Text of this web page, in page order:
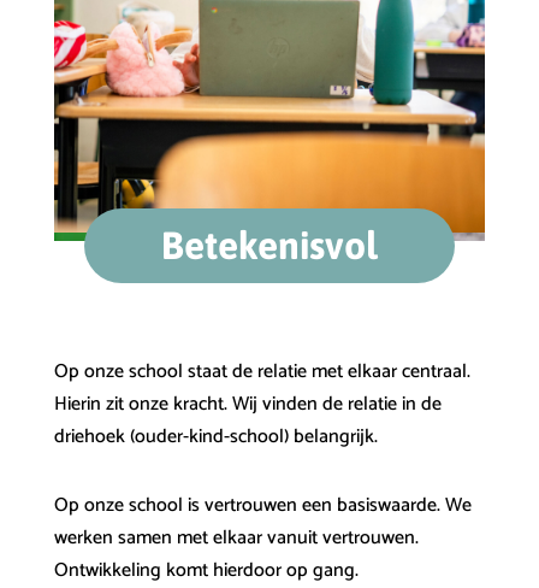
Betekenisvol
Op onze school staat de relatie met elkaar centraal.
Hierin zit onze kracht. Wij vinden de relatie in de
driehoek (ouder-kind-school) belangrijk.
Op onze school is vertrouwen een basiswaarde. We
werken samen met elkaar vanuit vertrouwen.
Ontwikkeling komt hierdoor op gang.